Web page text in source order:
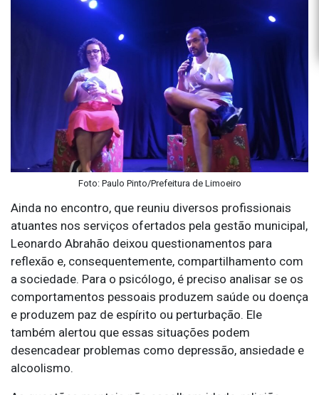
Foto: Paulo Pinto/Prefeitura de Limoeiro
Ainda no encontro, que reuniu diversos profissionais
atuantes nos serviços ofertados pela gestão municipal,
Leonardo Abrahão deixou questionamentos para
reflexão e, consequentemente, compartilhamento com
a sociedade. Para o psicólogo, é preciso analisar se os
comportamentos pessoais produzem saúde ou doença
e produzem paz de espírito ou perturbação. Ele
também alertou que essas situações podem
desencadear problemas como depressão, ansiedade e
alcoolismo.